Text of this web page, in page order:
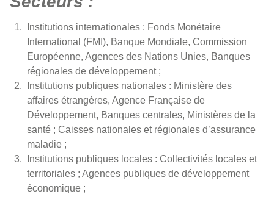
Institutions internationales : Fonds Monétaire
International (FMI), Banque Mondiale, Commission
Européenne, Agences des Nations Unies, Banques
régionales de développement ;
Institutions publiques nationales : Ministère des
affaires étrangères, Agence Française de
Développement, Banques centrales, Ministères de la
santé ; Caisses nationales et régionales d’assurance
maladie ;
Institutions publiques locales : Collectivités locales et
territoriales ; Agences publiques de développement
économique ;